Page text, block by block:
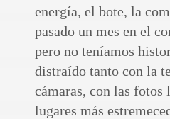
energía, el bote, la
pasado un mes en el
pero no teníamos
distraído tanto con la
cámaras, con las fotos
lugares más